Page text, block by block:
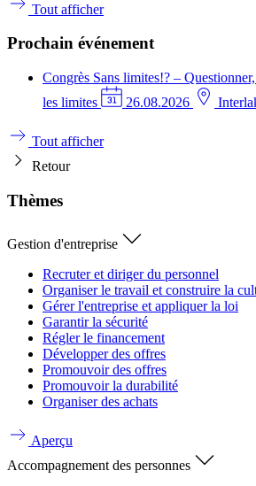
Tout afficher
Prochain événement
Congrès Sans limites!? –
les limites
26.08.2026
Tout afficher
Retour
Thèmes
Gestion d'entreprise
Recruter et diriger du personnel
Organiser le travail et construire la
Gérer l'entreprise et appliquer la loi
Garantir la sécurité
Régler le financement
Développer des offres
Promouvoir des offres
Promouvoir la durabilité
Organiser des achats
Aperçu
Accompagnement des personnes